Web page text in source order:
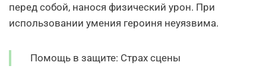
перед собой, нанося физический урон. При
использовании умения героиня неуязвима.
Помощь в защите: Страх сцены